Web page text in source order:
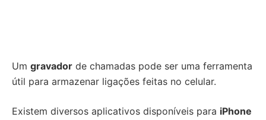
Um gravador de chamadas pode ser uma ferramenta
útil para armazenar ligações feitas no celular.
Existem diversos aplicativos disponíveis para iPhone